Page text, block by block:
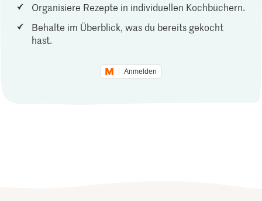
Organisiere Rezepte in individuellen Kochbüchern.
Behalte im Überblick, was du bereits gekocht
hast.
Anmelden